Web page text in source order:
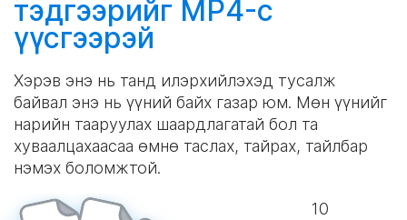
тэдгээрийг MP4-с
үүсгээрэй
Хэрэв энэ нь танд илэрхийлэхэд тусалж
байвал энэ нь үүний байх газар юм. Мөн үүнийг
нарийн тааруулах шаардлагатай бол та
хуваалцахаасаа өмнө таслах, тайрах, тайлбар
нэмэх боломжтой.
10